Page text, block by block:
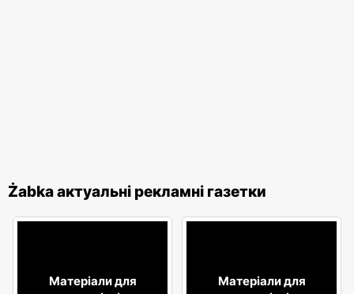
Żabka актуальні рекламні газетки
Матеріали для
Матеріали для